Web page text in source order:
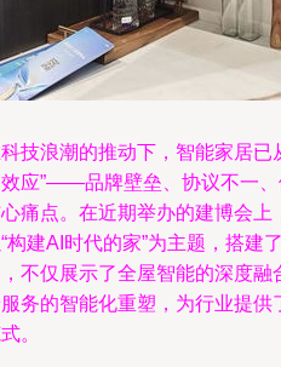
技浪潮的推动下，智能家居已
应”——品牌壁垒、协议不一
痛点。在近期举办的建博会上
构建AI时代的家”为主题，搭建
不仅展示了全屋智能的深度融
务的智能化重塑，为行业提
。